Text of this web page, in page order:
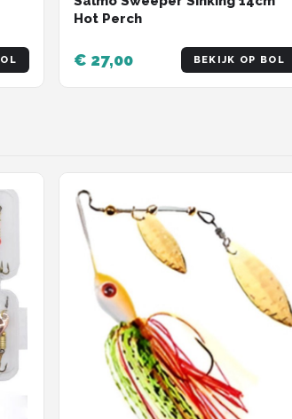
Hot Perch
€ 27,00 BEKIJK OP BOL